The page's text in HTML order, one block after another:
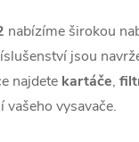
nabízíme širokou
jsou
najdete kartáče,
vysavače.